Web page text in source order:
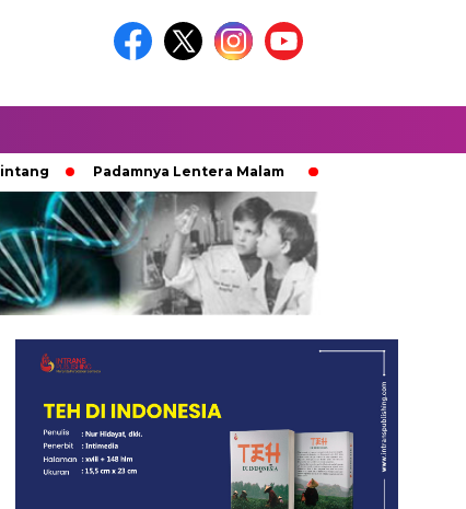
Padamnya Lentera Malam Jejak 100 Hari Pemburu